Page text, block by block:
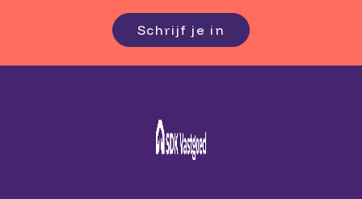
Schrijf je in